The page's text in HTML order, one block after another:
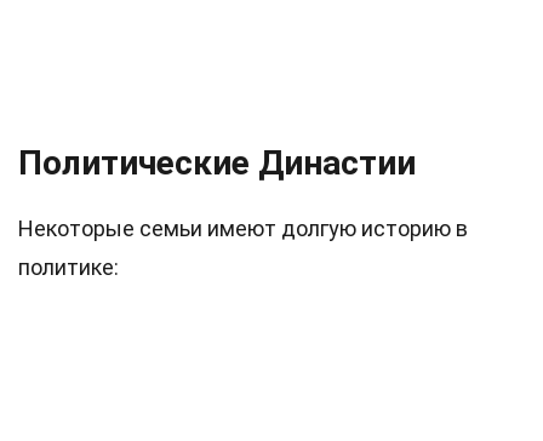
Политические Династии
Некоторые семьи имеют долгую историю в
политике: